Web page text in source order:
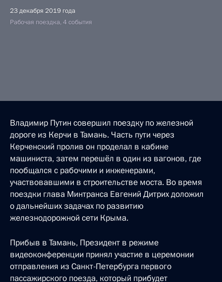
23 декабря 2019 года
Рабочая поездка, 4 события
Владимир Путин совершил поездку по железной
дороге из Керчи в Тамань. Часть пути через
Керченский пролив он проделал в кабине
машиниста, затем перешёл в один из вагонов, где
пообщался с рабочими и инженерами,
участвовавшими в строительстве моста. Во время
поездки глава Минтранса Евгений Дитрих доложил
о дальнейших задачах по развитию
железнодорожной сети Крыма.
Прибыв в Тамань, Президент в режиме
видеоконференции принял участие в церемонии
отправления из Санкт-Петербурга первого
пассажирского поезда, который прибудет